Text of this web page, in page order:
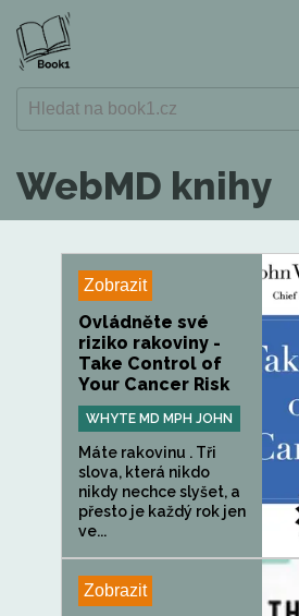
WebMD knihy
Zobrazit
Ovládněte své
riziko rakoviny -
Take Control of
Your Cancer Risk
WHYTE MD MPH JOHN
Máte rakovinu . Tři
slova, která nikdo
nikdy nechce slyšet, a
přesto je každý rok jen
ve...
Zobrazit